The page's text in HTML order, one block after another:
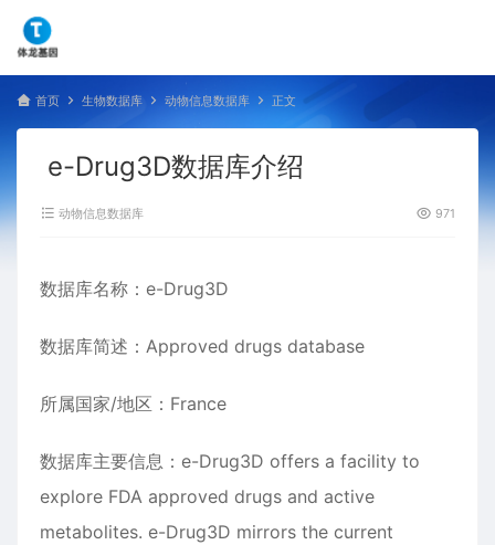
首页 生物数据库 动物信息数据库 正文
e-Drug3D数据库介绍
动物信息数据库 971
数据库名称：e-Drug3D
数据库简述：Approved drugs database
所属国家/地区：France
数据库主要信息：e-Drug3D offers a facility to
explore FDA approved drugs and active
metabolites. e-Drug3D mirrors the current